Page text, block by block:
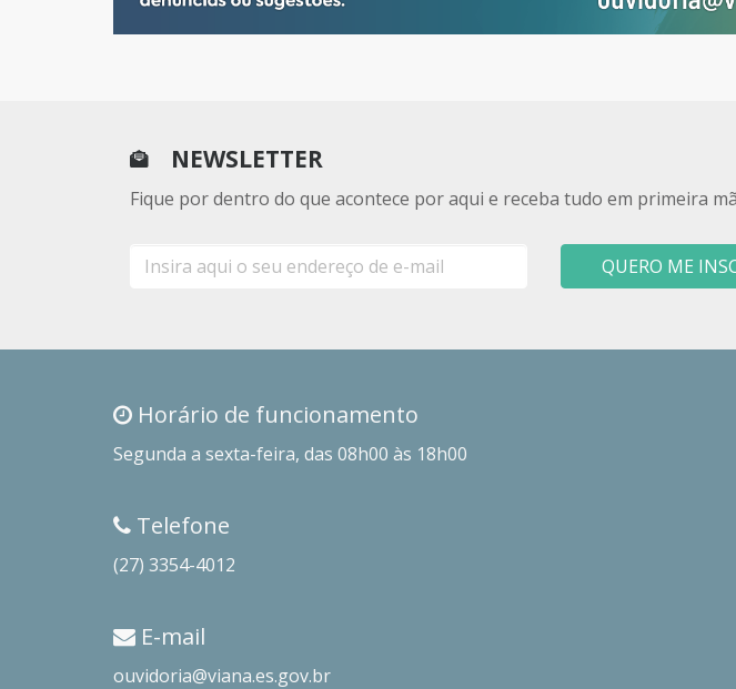
NEWSLETTER
Fique por dentro do que acontece por aqui e receba tudo em primeira
mail
QUERO ME
Horário de funcionamento
Segunda a sexta-feira, das 08h00 às 18h00
Telefone
(27) 3354-4012
E-mail
ouvidoria@viana.es.gov.br